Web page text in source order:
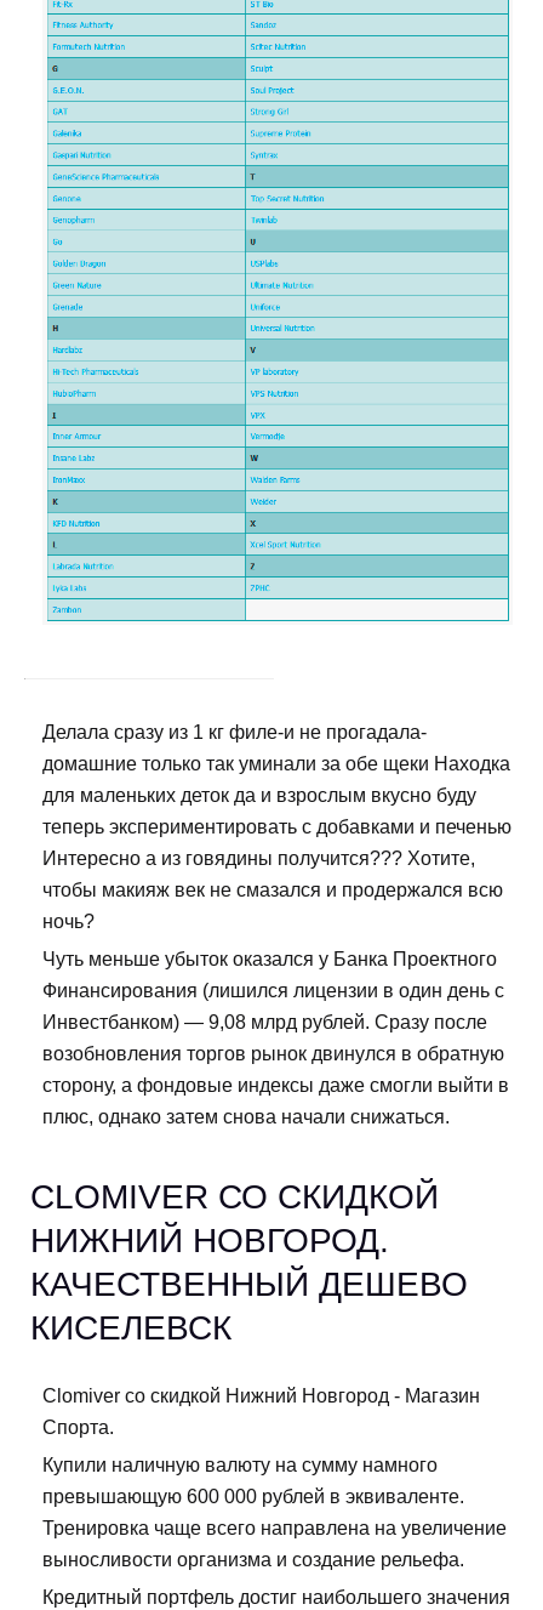
Делала сразу из 1 кг филе-и не прогадала-
домашние только так уминали за обе щеки Находка
для маленьких деток да и взрослым вкусно буду
теперь экспериментировать с добавками и печенью
Интересно а из говядины получится??? Хотите,
чтобы макияж век не смазался и продержался всю
ночь?
Чуть меньше убыток оказался у Банка Проектного
Финансирования (лишился лицензии в один день с
Инвестбанком) — 9,08 млрд рублей. Сразу после
возобновления торгов рынок двинулся в обратную
сторону, а фондовые индексы даже смогли выйти в
плюс, однако затем снова начали снижаться.
CLOMIVER СО СКИДКОЙ
НИЖНИЙ НОВГОРОД.
КАЧЕСТВЕННЫЙ ДЕШЕВО
КИСЕЛЕВСК
Clomiver со скидкой Нижний Новгород - Магазин
Спорта.
Купили наличную валюту на сумму намного
превышающую 600 000 рублей в эквиваленте.
Тренировка чаще всего направлена на увеличение
выносливости организма и создание рельефа.
Кредитный портфель достиг наибольшего значения